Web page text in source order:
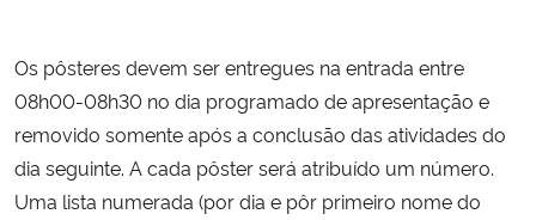
Os pôsteres devem ser entregues na entrada entre
08h00-08h30 no dia programado de apresentação e
removido somente após a conclusão das atividades do
dia seguinte. A cada pôster será atribuído um número.
Uma lista numerada (por dia e pôr primeiro nome do